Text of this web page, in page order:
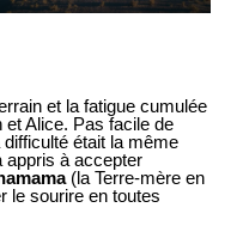
et la fatigue cumulée
Alice. Pas facile de
était la même
appris à accepter
(la Terre-mère en
le sourire en toutes